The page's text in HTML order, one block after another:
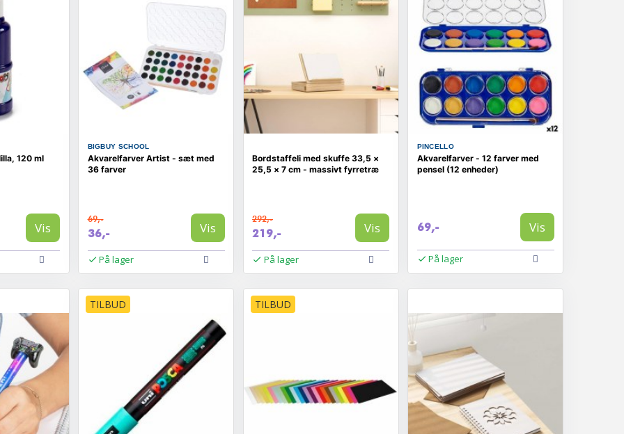
120 ml
Vis
BIGBUY SCHOOL
Akvarelfarver Artist - sæt med
36 farver
69,-
36,- Vis
På lager
Bordstaffeli med skuffe 33,5 ×
25,5 × 7 cm - massivt fyrretræ
292,-
219,- Vis
På lager
PINCELLO
Akvarelfarver - 12 farver med
pensel (12 enheder)
69,- Vis
På lager
TILBUD TILBUD